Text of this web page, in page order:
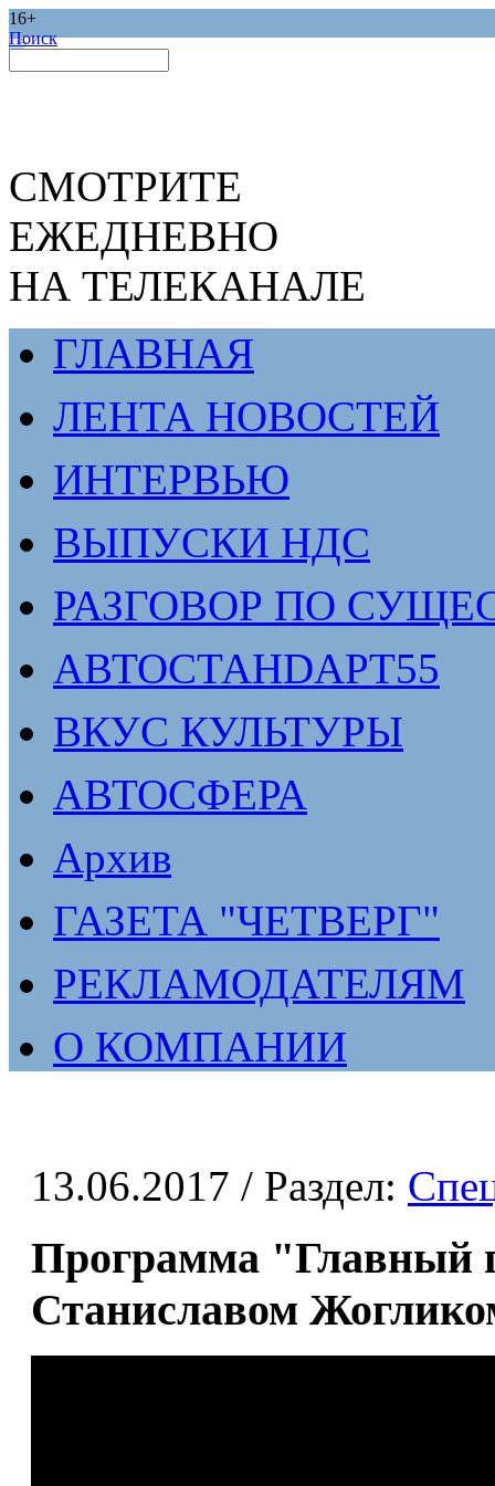
16+
Поиск
СМОТРИТЕ
ЕЖЕДНЕВНО
НА ТЕЛЕКАНАЛЕ
ГЛАВНАЯ
ЛЕНТА НОВОСТЕЙ
ИНТЕРВЬЮ
ВЫПУСКИ НДС
РАЗГОВОР ПО
АВТОСТАНDАРТ55
ВКУС КУЛЬТУРЫ
АВТОСФЕРА
Архив
ГАЗЕТА "ЧЕТВЕРГ"
РЕКЛАМОДАТЕЛЯМ
О КОМПАНИИ
13.06.2017 / Раздел:
Программа "Главный
Станиславом